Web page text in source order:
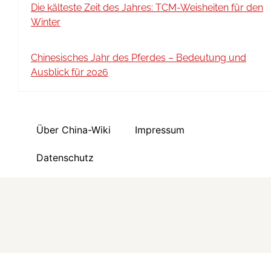
Die kälteste Zeit des Jahres: TCM-Weisheiten für den
Winter
Chinesisches Jahr des Pferdes – Bedeutung und
Ausblick für 2026
Über China-Wiki Impressum
Datenschutz